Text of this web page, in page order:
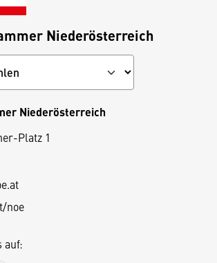
Niederösterreich
Niederösterreich
Platz 1
noe
auf: